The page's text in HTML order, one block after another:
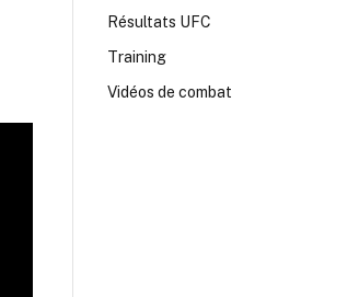
Résultats UFC
Training
Vidéos de combat